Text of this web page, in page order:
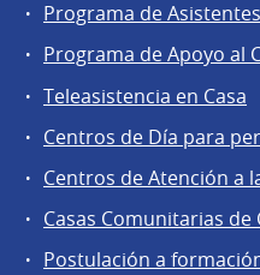
Programa de
Programa de Apoyo al
Teleasistencia en Casa
Centros de Día para
Centros de Atención a
Casas Comunitarias de
Postulación a